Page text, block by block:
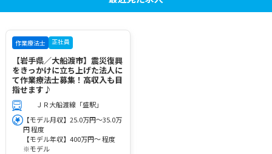
作業療法士 正社員
【岩手県／大船渡市】震災復興
をきっかけに立ち上げた法人に
て作業療法士募集！高収入も目
指せます♪
ＪＲ大船渡線「盛駅」
【モデル月収】25.0万円～35.0万
円 程度
【モデル年収】400万円～ 程度
※モデル